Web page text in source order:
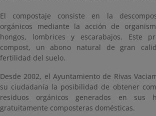
El compostaje consiste en la
orgánicos mediante la acción de
hongos, lombrices y escarabajos. Este
compost, un abono natural de gran
fertilidad del suelo.
Desde 2002, el Ayuntamiento de Rivas
su ciudadanía la posibilidad de obtener
residuos orgánicos generados en sus
gratuitamente composteras domésticas.